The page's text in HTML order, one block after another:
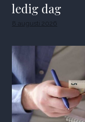
ledig dag
8 augusti 2026